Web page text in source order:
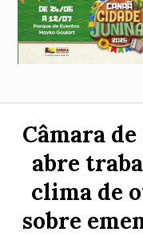
Câmara de
abre
clima de
sobre